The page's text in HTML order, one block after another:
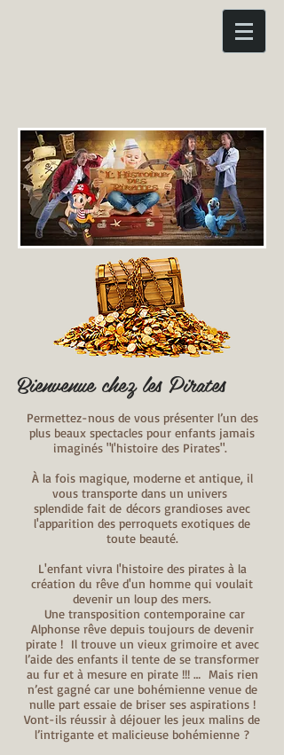
Bienvenue chez les Pirates
Permettez-nous de vous présenter l’un des
plus beaux spectacles pour enfants jamais
imaginés "l'histoire des Pirates".
À la fois magique, moderne et antique, il
vous transporte dans un univers
splendide fait de décors grandioses avec
l'apparition des perroquets exotiques de
toute beauté.
L'enfant vivra l'histoire des pirates à la
création du rêve d'un homme qui voulait
devenir un loup des mers.
Une transposition contemporaine car
Alphonse rêve depuis toujours de devenir
pirate ! Il trouve un vieux grimoire et avec
l’aide des enfants il tente de se transformer
au fur et à mesure en pirate !!! … Mais rien
n’est gagné car une bohémienne venue de
nulle part essaie de briser ses aspirations !
Vont-ils réussir à déjouer les jeux malins de
l’intrigante et malicieuse bohémienne ?